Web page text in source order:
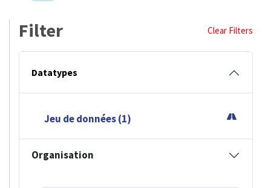
Filter Clear Filters
Datatypes
Jeu de données (1)
Organisation